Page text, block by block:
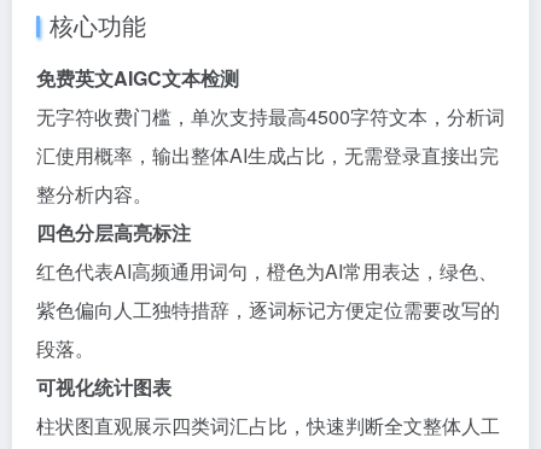
核心功能
免费英文AIGC文本检测
无字符收费门槛，单次支持最高4500字符文本，分析词
汇使用概率，输出整体AI生成占比，无需登录直接出完
整分析内容。
四色分层高亮标注
红色代表AI高频通用词句，橙色为AI常用表达，绿色、
紫色偏向人工独特措辞，逐词标记方便定位需要改写的
段落。
可视化统计图表
柱状图直观展示四类词汇占比，快速判断全文整体人工